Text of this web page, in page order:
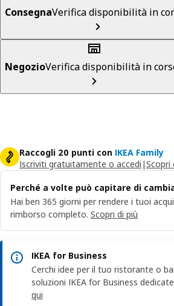
ConsegnaVerifica disponibilità in
NegozioVerifica disponibilità in
Raccogli 20 punti con IKEA Family
Iscriviti gratuitamente o accedi |Scopri
Perché a volte può capitare di
Hai ben 365 giorni per rendere i tuoi
rimborso completo. Scopri di più
IKEA for Business
Cerchi idee per il tuo ristorante o
soluzioni IKEA for Business
qui